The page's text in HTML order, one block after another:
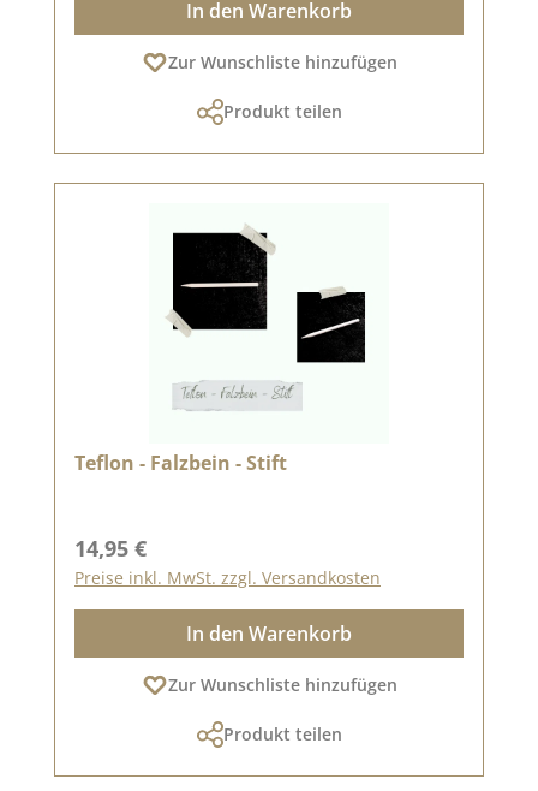
In den Warenkorb
Zur Wunschliste hinzufügen
Produkt teilen
Teflon - Falzbein - Stift
Regulärer Preis:
14,95 €
Preise inkl. MwSt. zzgl. Versandkosten
In den Warenkorb
Zur Wunschliste hinzufügen
Produkt teilen